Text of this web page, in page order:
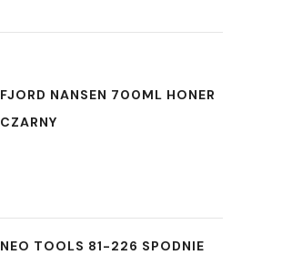
FJORD NANSEN 700ML HONER
CZARNY
NEO TOOLS 81-226 SPODNIE